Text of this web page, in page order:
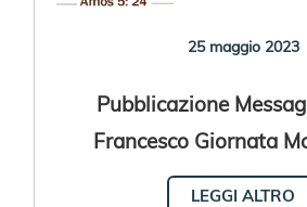
25 maggio 2023
Pubblicazione
Francesco Giornata
Preghiera per la Cura del
LEGGI ALTRO